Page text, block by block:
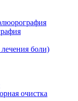
боли)
очистка